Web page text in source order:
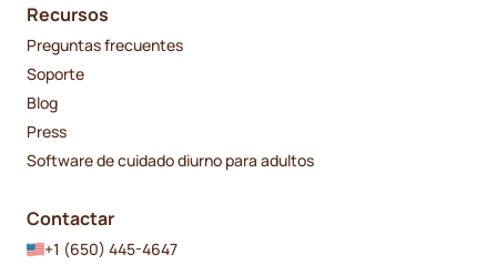
Recursos
Preguntas frecuentes
Soporte
Blog
Press
Software de cuidado diurno para adultos
Contactar
+1 (650) 445-4647